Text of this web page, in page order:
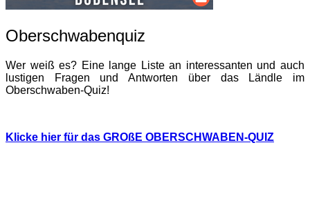
Oberschwabenquiz
Wer weiß es? Eine lange Liste an interessanten und auch
lustigen Fragen und Antworten über das Ländle im
Oberschwaben-Quiz!
Klicke hier für das GROßE OBERSCHWABEN-QUIZ